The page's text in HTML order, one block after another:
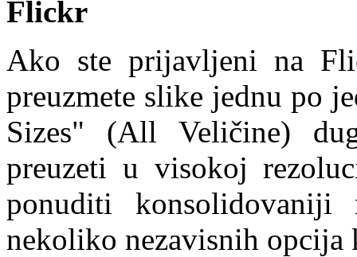
Flickr
Ako ste prijavljeni na
preuzmete slike jednu po
Sizes" (All Veličine)
preuzeti u visokoj
ponuditi
nekoliko nezavisnih